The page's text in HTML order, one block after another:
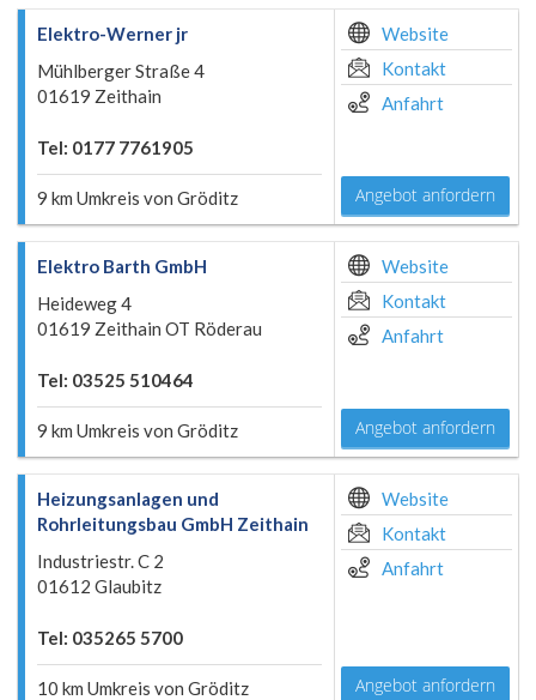
Elektro-Werner jr
Mühlberger Straße 4
01619 Zeithain
Tel: 0177 7761905
9 km Umkreis von Gröditz
Website
Kontakt
Anfahrt
Angebot anfordern
Elektro Barth GmbH
Heideweg 4
01619 Zeithain OT Röderau
Tel: 03525 510464
9 km Umkreis von Gröditz
Website
Kontakt
Anfahrt
Angebot anfordern
Heizungsanlagen und
Rohrleitungsbau GmbH Zeithain
Industriestr. C 2
01612 Glaubitz
Tel: 035265 5700
10 km Umkreis von Gröditz
Website
Kontakt
Anfahrt
Angebot anfordern